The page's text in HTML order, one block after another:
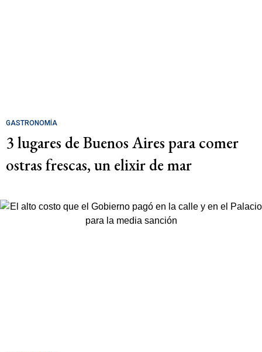
GASTRONOMÍA
3 lugares de Buenos Aires para comer
ostras frescas, un elixir de mar